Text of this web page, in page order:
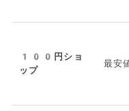
100円ショ
ップ
最安